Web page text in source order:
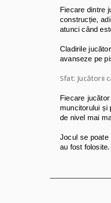
Fiecare dintre
construcție,
atunci când
Cladirile
avanseze pe
Sfat: Jucătorii
Fiecare
muncitorului și
de nivel mai
Jocul se poate
au fost